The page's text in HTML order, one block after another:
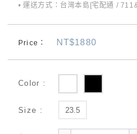
• 運送方式：台灣本島[宅配通 /
Price： NT$1880
Color :
Size : 23.5